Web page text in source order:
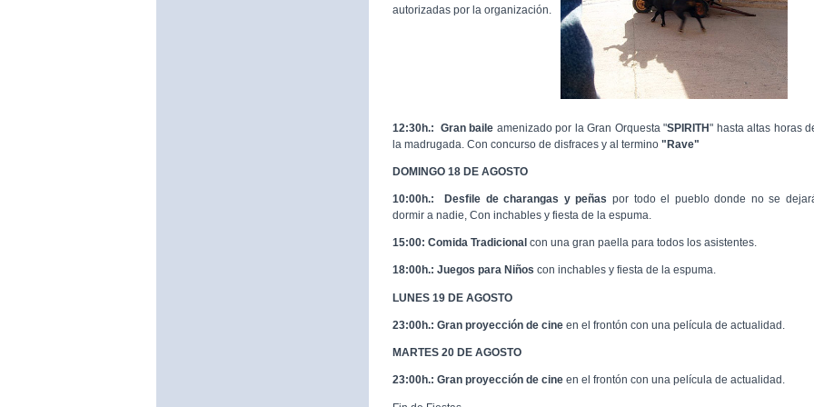
autorizadas por la organización.
12:30h.: Gran baile amenizado por la Gran Orquesta "SPIRITH" hasta altas horas
la madrugada. Con concurso de disfraces y al termino "Rave"
DOMINGO 18 DE AGOSTO
10:00h.: Desfile de charangas y peñas por todo el pueblo donde no se
dormir a nadie, Con inchables y fiesta de la espuma.
15:00: Comida Tradicional con una gran paella para todos los asistentes.
18:00h.: Juegos para Niños con inchables y fiesta de la espuma.
LUNES 19 DE AGOSTO
23:00h.: Gran proyección de cine en el frontón con una película de actualidad.
MARTES 20 DE AGOSTO
23:00h.: Gran proyección de cine en el frontón con una película de actualidad.